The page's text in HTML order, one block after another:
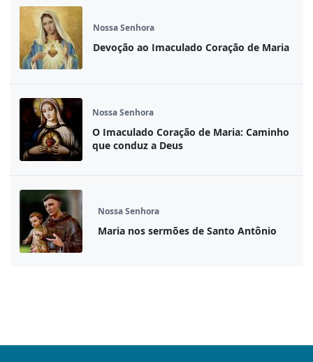
Nossa Senhora
Devoção ao Imaculado Coração de Maria
Nossa Senhora
O Imaculado Coração de Maria: Caminho
que conduz a Deus
Nossa Senhora
Maria nos sermões de Santo Antônio